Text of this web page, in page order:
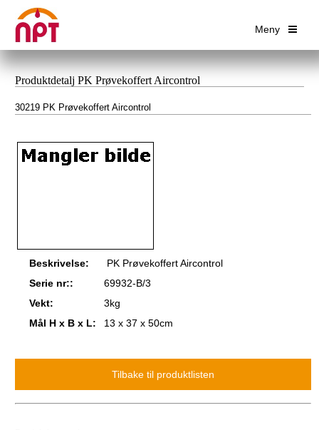
Meny
Produktdetalj PK Prøvekoffert Aircontrol
30219 PK Prøvekoffert Aircontrol
Beskrivelse:
PK Prøvekoffert Aircontrol
Serie nr::
69932-B/3
Vekt:
3kg
Mål H x B x L:
13 x 37 x 50cm